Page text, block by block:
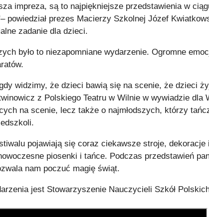
impreza, są to najpiękniejsze przedstawienia w
powiedział prezes Macierzy Szkolnej Józef
zadanie dla dzieci.
było to niezapomniane wydarzenie. Ogromne
widzimy, że dzieci bawią się na scenie, że dzieci
z Polskiego Teatru w Wilnie w wywiadzie dla
na scenie, lecz także o najmłodszych, którzy
pojawiają się coraz ciekawsze stroje,
piosenki i tańce. Podczas przedstawień
nam poczuć magię świąt.
jest Stowarzyszenie Nauczycieli Szkół